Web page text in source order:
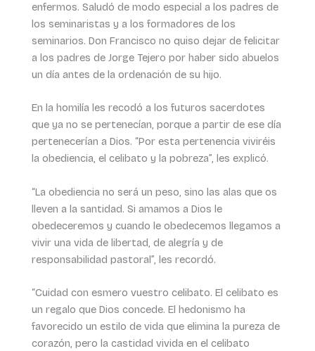
enfermos. Saludó de modo especial a los padres de
los seminaristas y a los formadores de los
seminarios. Don Francisco no quiso dejar de felicitar
a los padres de Jorge Tejero por haber sido abuelos
un día antes de la ordenación de su hijo.
En la homilía les recodó a los futuros sacerdotes
que ya no se pertenecían, porque a partir de ese día
pertenecerían a Dios. “Por esta pertenencia viviréis
la obediencia, el celibato y la pobreza”, les explicó.
“La obediencia no será un peso, sino las alas que os
lleven a la santidad. Si amamos a Dios le
obedeceremos y cuando le obedecemos llegamos a
vivir una vida de libertad, de alegría y de
responsabilidad pastoral”, les recordó.
“Cuidad con esmero vuestro celibato. El celibato es
un regalo que Dios concede. El hedonismo ha
favorecido un estilo de vida que elimina la pureza de
corazón, pero la castidad vivida en el celibato